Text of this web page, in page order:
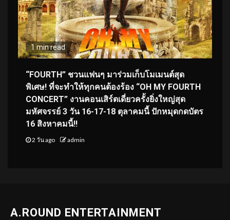
1 min read
“FOURTH” ชวนแฟนๆ มาร่วมเก็บโมเมนต์สุด
พิเศษ! ที่จะทำให้ทุกคนต้องร้อง “OH MY FOURTH
CONCERT” งานคอนเสิร์ตเดี่ยวครั้งยิ่งใหญ่สุด
มหัศจรรย์ 3 วัน 16-17-18 ตุลาคมนี้ ปักหมุดกดบัตร
16 สิงหาคมนี้!!
2 วัน ago admin
A.ROUND ENTERTAINMENT